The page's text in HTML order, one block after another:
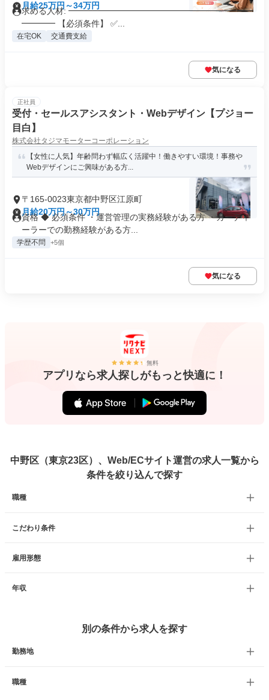
月給25万円～34万円
求める人材: ━━━━━━━━━━━━━━━━━━━━━━
━━━━ 【必須条件】 ✅...
在宅OK 交通費支給
気になる
正社員
受付・セールスアシスタント・Webデザイン【プジョー
目白】
株式会社タジマモーターコーポレーション
【女性に人気】年齢問わず幅広く活躍中！働きやすい環境！事務や
Webデザインにご興味がある方...
〒165-0023東京都中野区江原町
月給20万円～30万円
資格 ◆ 必須条件 ・運営管理の実務経験がある方 ・カーディ
ーラーでの勤務経験がある方...
学歴不問 +5個
気になる
無料
アプリなら求人探しがもっと快適に！
中野区（東京23区）、Web/ECサイト運営の求人一覧から
条件を絞り込んで探す
職種
こだわり条件
雇用形態
年収
別の条件から求人を探す
勤務地
職種